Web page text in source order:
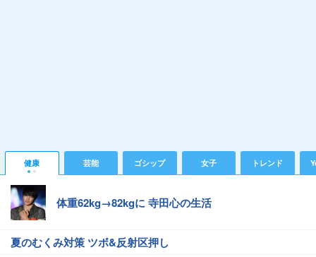
健康 芸能 ゴシップ 女子 トレンド
体重62kg→82kgに 寺田心の生活
夏のむくみ対策 ツボ&反射区押し